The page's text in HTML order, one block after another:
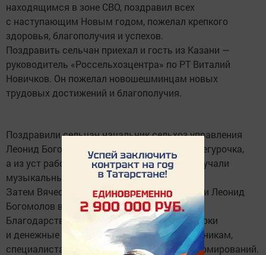
находящимся в зоне СВО, поздравил всех
с наступающим Новым годом, пожелал крепкого
здоровья, благополучия и успехов.
Поздравить сельчан приехал и гость из Казани —
руководитель «Россельхозцентра» по РТ Виталий
Новичков. Он пожелал новошешминцам новых
трудовых достижений и благополучия.
Поздравили сельчан начальник сельхоз управления
Леонид Богомолов, а также Дед Мороз и Снегурочка,
а из уст работников культуры района прозвучали
музыкальные поздравления.
Затем Вячеслав Козлов, Виталий Новичков и Леонид
Богомолов вручили Почётные грамоты,
Благодарственные письма, памятные подарки
и денежные вознаграждения лучшим работникам,
специалистам и руководителям сельхозформирований.